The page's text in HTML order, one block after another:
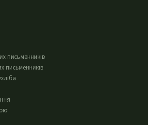
письменників
письменників